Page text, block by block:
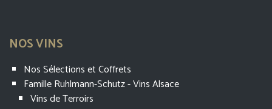
NOS VINS
Nos Sélections et Coffrets
Famille Ruhlmann-Schutz - Vins Alsace
Vins de Terroirs